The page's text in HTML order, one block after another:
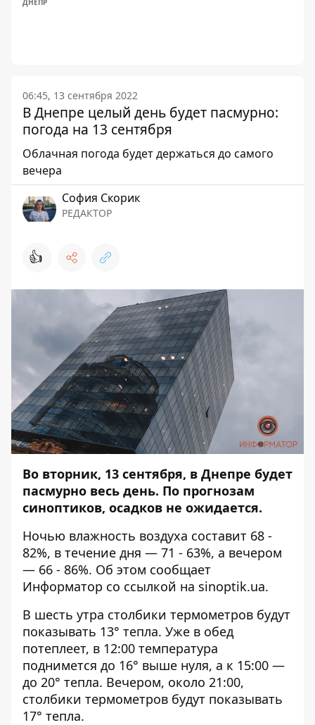
ДНЕПР
06:45, 13 сентября 2022
В Днепре целый день будет пасмурно:
погода на 13 сентября
Облачная погода будет держаться до самого
вечера
София Скорик
РЕДАКТОР
👍
Во вторник, 13 сентября, в Днепре будет
пасмурно весь день. По прогнозам
синоптиков, осадков не ожидается.
Ночью влажность воздуха составит 68 -
82%, в течение дня — 71 - 63%, а вечером
— 66 - 86%. Об этом сообщает
Информатор со ссылкой на sinoptik.ua.
В шесть утра столбики термометров будут
показывать 13° тепла. Уже в обед
потеплеет, в 12:00 температура
поднимется до 16° выше нуля, а к 15:00 —
до 20° тепла. Вечером, около 21:00,
столбики термометров будут показывать
17° тепла.